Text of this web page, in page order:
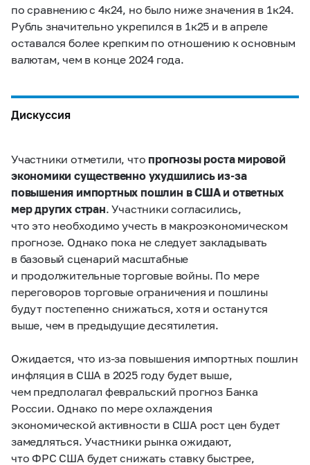
по сравнению с 4к24, но было ниже значения в 1к24.
Рубль значительно укрепился в 1к25 и в апреле
оставался более крепким по отношению к основным
валютам, чем в конце 2024 года.
Дискуссия
Участники отметили, что прогнозы роста мировой
экономики существенно ухудшились из‑за
повышения импортных пошлин в США и ответных
мер других стран. Участники согласились,
что это необходимо учесть в макроэкономическом
прогнозе. Однако пока не следует закладывать
в базовый сценарий масштабные
и продолжительные торговые войны. По мере
переговоров торговые ограничения и пошлины
будут постепенно снижаться, хотя и останутся
выше, чем в предыдущие десятилетия.
Ожидается, что из‑за повышения импортных пошлин
инфляция в США в 2025 году будет выше,
чем предполагал февральский прогноз Банка
России. Однако по мере охлаждения
экономической активности в США рост цен будет
замедляться. Участники рынка ожидают,
что ФРС США будет снижать ставку быстрее,